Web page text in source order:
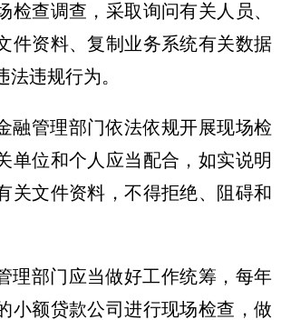
检查调查，采取询问有关人员、
件资料、复制业务系统有关数据
违规行为。
融管理部门依法依规开展现场检
单位和个人应当配合，如实说明
关文件资料，不得拒绝、阻碍和
理部门应当做好工作统筹，每年
小额贷款公司进行现场检查，做